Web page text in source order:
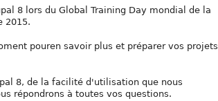
8 lors du Global Training Day mondial de la
2015.
pouren savoir plus et préparer vos projets
8, de la facilité d'utilisation que nous
répondrons à toutes vos questions.